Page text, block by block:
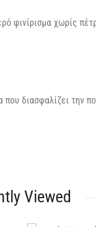
φινίρισμα χωρίς
διασφαλίζει την
Viewed